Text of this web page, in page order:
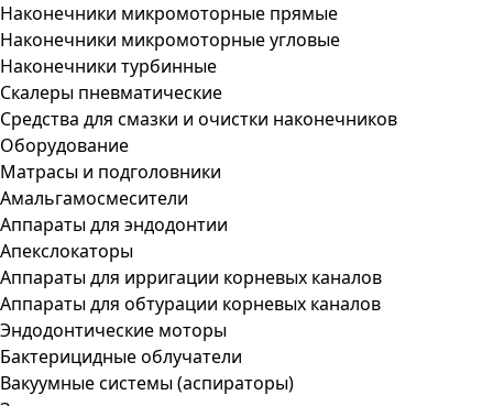
Наконечники микромоторные прямые
Наконечники микромоторные угловые
Наконечники турбинные
Скалеры пневматические
Средства для смазки и очистки наконечников
Оборудование
Матрасы и подголовники
Амальгамосмесители
Аппараты для эндодонтии
Апекслокаторы
Аппараты для ирригации корневых каналов
Аппараты для обтурации корневых каналов
Эндодонтические моторы
Бактерицидные облучатели
Вакуумные системы (аспираторы)